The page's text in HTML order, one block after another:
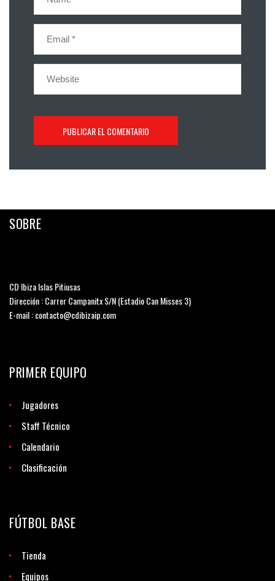
SOBRE
CD Ibiza Islas Pitiusas
Dirección : Carrer Campanitx S/N (Estadio Can Misses 3)
E-mail : contacto@cdibizaip.com
PRIMER EQUIPO
Jugadores
Staff Técnico
Calendario
Clasificación
FÚTBOL BASE
Tienda
Equipos